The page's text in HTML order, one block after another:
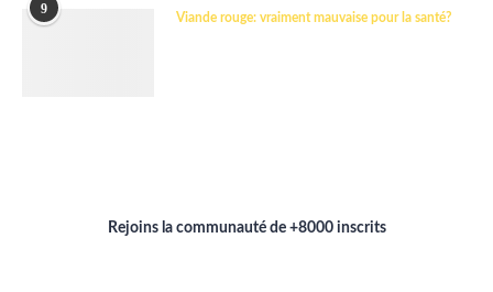
9
Viande rouge: vraiment mauvaise pour la santé?
Rejoins la communauté de +8000 inscrits